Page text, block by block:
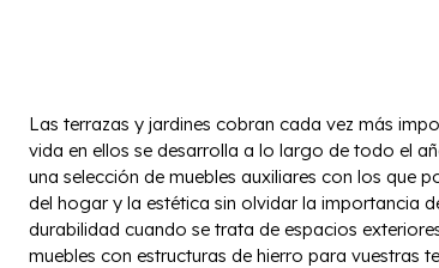
Las terrazas y jardines cobran cada vez más
vida en ellos se desarrolla a lo largo de todo el
una selección de muebles auxiliares con los que
del hogar y la estética sin olvidar la importancia
durabilidad cuando se trata de espacios
muebles con estructuras de hierro para vuestras